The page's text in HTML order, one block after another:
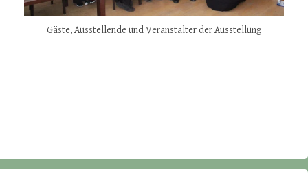
Gäste, Ausstellende und Veranstalter der Ausstellung